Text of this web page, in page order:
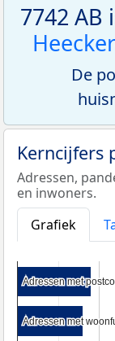
7742 AB
De
Kerncijfers
Adressen,
en inwoners.
Grafiek
Adressen met
Adressen met
Adressen met
Adressen met